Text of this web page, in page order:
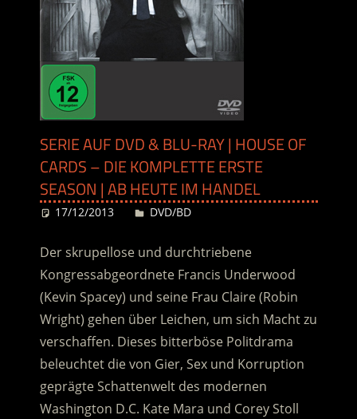
SERIE AUF DVD & BLU-RAY | HOUSE OF
CARDS – DIE KOMPLETTE ERSTE
SEASON | AB HEUTE IM HANDEL
17/12/2013 Desiree
DVD/BD
Der skrupellose und durchtriebene
Kongressabgeordnete Francis Underwood
(Kevin Spacey) und seine Frau Claire (Robin
Wright) gehen über Leichen, um sich Macht zu
verschaffen. Dieses bitterböse Politdrama
beleuchtet die von Gier, Sex und Korruption
geprägte Schattenwelt des modernen
Washington D.C. Kate Mara und Corey Stoll